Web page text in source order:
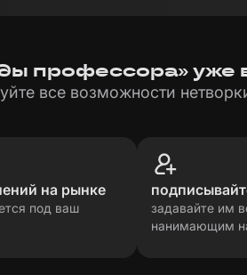
профессора» уже
все возможности
на рынке
под ваш
задавайте им
нанимающим